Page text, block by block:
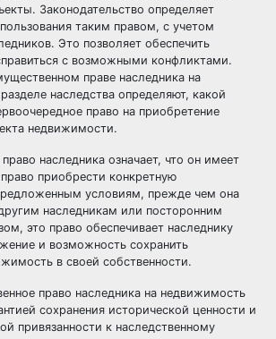
Законодательство определяет
таким правом, с учетом
Это позволяет обеспечить
с возможными конфликтами.
праве наследника на
наследства определяют, какой
право на приобретение
недвижимости.
наследника означает, что он имеет
приобрести конкретную
условиям, прежде чем она
наследникам или посторонним
это право обеспечивает наследнику
и возможность сохранить
в своей собственности.
право наследника на недвижимость
сохранения исторической ценности и
привязанности к наследственному